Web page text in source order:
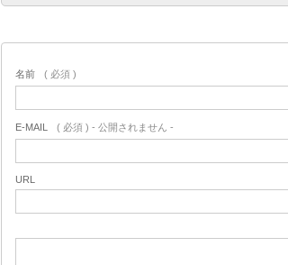
名前 ( 必須 )
E-MAIL ( 必須 ) - 公開されません -
URL